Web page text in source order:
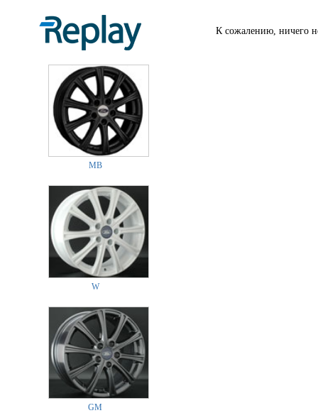
MB
W
GM
К сожалению, ничего